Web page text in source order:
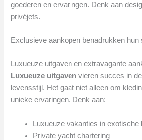
goederen en ervaringen. Denk aan
privéjets.
Exclusieve aankopen benadrukken hun
Luxueuze uitgaven en extravagante
Luxueuze uitgaven vieren succes in
levensstijl. Het gaat niet alleen om
unieke ervaringen. Denk aan:
Luxueuze vakanties in exotische
Private yacht chartering